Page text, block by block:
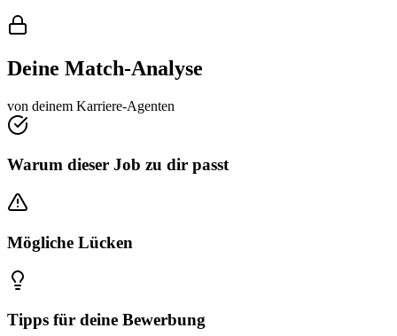
Deine Match-Analyse
von deinem Karriere-Agenten
Warum dieser Job zu dir passt
Mögliche Lücken
Tipps für deine Bewerbung